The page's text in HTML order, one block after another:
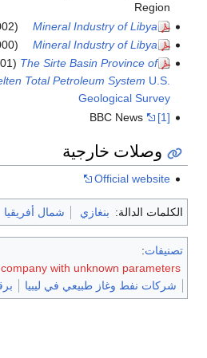
Region
Mineral Industry of Libya
Mineral Industry of Libya
The Sirte Basin Province of
Total Petroleum System U.S.
Geological Survey
BBC News
[1]
وصلات خارجية
Official website
الكلمات الدالة: بنغازي شمال أفريقيا
تصنيفات:
with unknown parameters
شركات نفط وغاز طبيعي في ليبيا